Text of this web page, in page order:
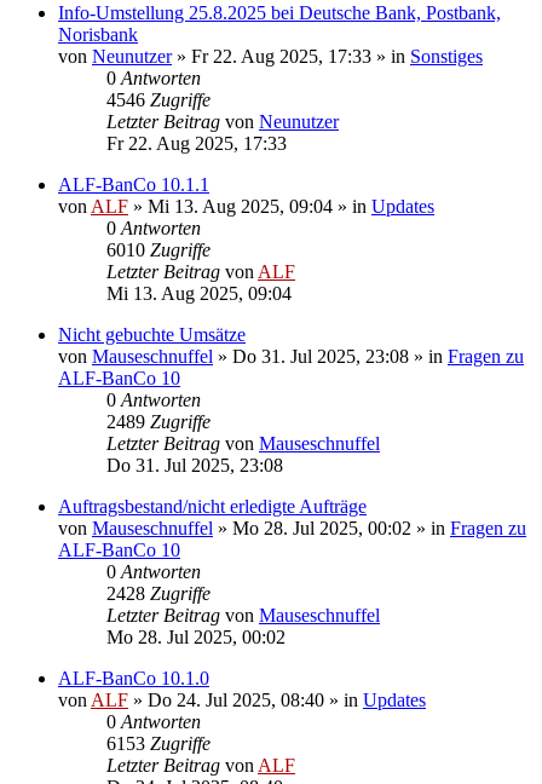
Info-Umstellung 25.8.2025 bei Deutsche Bank, Postbank,
Norisbank
von Neunutzer» Fr 22. Aug 2025, 17:33 » in Sonstiges
0 Antworten
4546 Zugriffe
Letzter Beitrag von Neunutzer
Fr 22. Aug 2025, 17:33
ALF-BanCo 10.1.1
von ALF » Mi 13. Aug 2025, 09:04 » in Updates
0 Antworten
6010 Zugriffe
Letzter Beitrag von ALF
Mi 13. Aug 2025, 09:04
Nicht gebuchte Umsätze
von Mauseschnuffel » Do 31. Jul 2025, 23:08 » in Fragen zu
ALF-BanCo 10
0 Antworten
2489 Zugriffe
Letzter Beitrag von Mauseschnuffel
Do 31. Jul 2025, 23:08
Auftragsbestand/nicht erledigte Aufträge
von Mauseschnuffel » Mo 28. Jul 2025, 00:02 » in Fragen zu
ALF-BanCo 10
0 Antworten
2428 Zugriffe
Letzter Beitrag von Mauseschnuffel
Mo 28. Jul 2025, 00:02
ALF-BanCo 10.1.0
von ALF » Do 24. Jul 2025, 08:40 » in Updates
0 Antworten
6153 Zugriffe
Letzter Beitrag von ALF